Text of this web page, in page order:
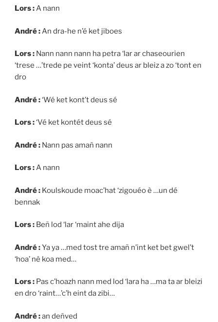
Lors :A nann
André : An dra-he n’é ket jiboes
Lors : Nann nann nann ha petra ‘lar ar chaseourien
‘trese …’trede pe veint ‘konta’ deus ar bleiz a zo ‘tont en
dro
André :‘Wé ket kont’t deus sé
Lors :‘Vé ket kontét deus sé
André : Nann pas amañ nann
Lors :A nann
André : Koulskoude moac’hat ‘zigouéo è …un dé
bennak
Lors : Beñ lod ‘lar ‘maint ahe dija
André :Ya ya …med tost tre amañ n’int ket bet gwel’t
‘hoa’ nê koa med…
Lors : Pas c’hoazh nann med lod ‘lara ha …ma ta ar bleizi
en dro ‘raint…’c’h eint da zibi…
André :an deñved